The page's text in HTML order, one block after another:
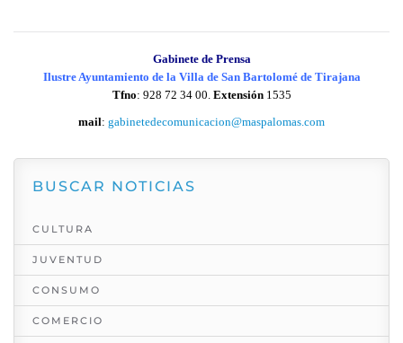
Gabinete de Prensa
Ilustre Ayuntamiento de la Villa de San Bartolomé de Tirajana
Tfno: 928 72 34 00. Extensión 1535
mail: gabinetedecomunicacion@maspalomas.com
BUSCAR NOTICIAS
CULTURA
JUVENTUD
CONSUMO
COMERCIO